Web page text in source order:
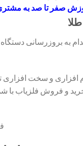
صفر تا صد به
به بروزرسانی دستگاه
افزاری و سخت
تماس حاصل نمایید و از مشاوره رایگان ما